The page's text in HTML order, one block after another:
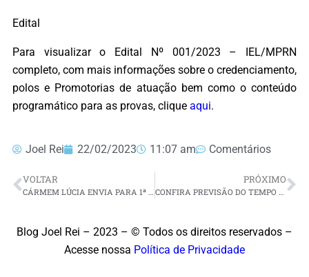
Edital
Para visualizar o Edital Nº 001/2023 – IEL/MPRN
completo, com mais informações sobre o credenciamento,
polos e Promotorias de atuação bem como o conteúdo
programático para as provas, clique aqui.
Joel Rei 22/02/2023 11:07 am Comentários
VOLTAR PRÓXIMO
Blog Joel Rei – 2023 – © Todos os direitos reservados –
Acesse nossa Política de Privacidade